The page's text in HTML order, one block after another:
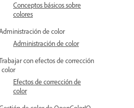
Conceptos básicos sobre
colores
de color
Administración de color
con efectos de corrección
color
Efectos de corrección de
color